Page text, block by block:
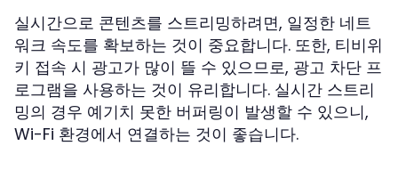
실시간으로 콘텐츠를 스트리밍하려면, 일정한 네트
워크 속도를 확보하는 것이 중요합니다. 또한, 티비위
키 접속 시 광고가 많이 뜰 수 있으므로, 광고 차단 프
로그램을 사용하는 것이 유리합니다. 실시간 스트리
밍의 경우 예기치 못한 버퍼링이 발생할 수 있으니,
Wi-Fi 환경에서 연결하는 것이 좋습니다.